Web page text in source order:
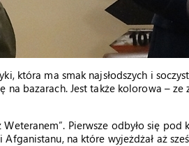
która ma smak najsłodszych i
bazarach. Jest także kolorowa – ze
Pierwsze odbyło się pod
na które wyjeżdżał aż